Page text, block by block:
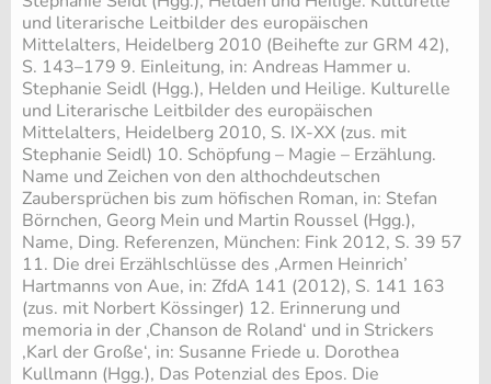
und literarische Leitbilder des europäischen
Mittelalters, Heidelberg 2010 (Beihefte zur GRM 42),
S. 143–179 9. Einleitung, in: Andreas Hammer u.
Stephanie Seidl (Hgg.), Helden und Heilige. Kulturelle
und Literarische Leitbilder des europäischen
Mittelalters, Heidelberg 2010, S. IX-XX (zus. mit
Stephanie Seidl) 10. Schöpfung – Magie – Erzählung.
Name und Zeichen von den althochdeutschen
Zaubersprüchen bis zum höfischen Roman, in: Stefan
Börnchen, Georg Mein und Martin Roussel (Hgg.),
Name, Ding. Referenzen, München: Fink 2012, S. 39 57
11. Die drei Erzählschlüsse des ‚Armen Heinrich’
Hartmanns von Aue, in: ZfdA 141 (2012), S. 141 163
(zus. mit Norbert Kössinger) 12. Erinnerung und
memoria in der ‚Chanson de Roland‘ und in Strickers
‚Karl der Große‘, in: Susanne Friede u. Dorothea
Kullmann (Hgg.), Das Potenzial des Epos. Die